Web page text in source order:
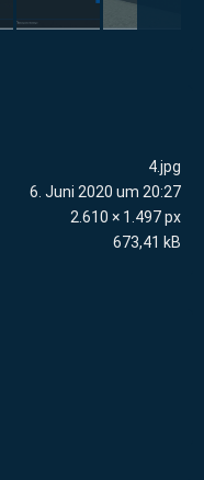
4.jpg
6. Juni 2020 um 20:27
2.610 × 1.497 px
673,41 kB